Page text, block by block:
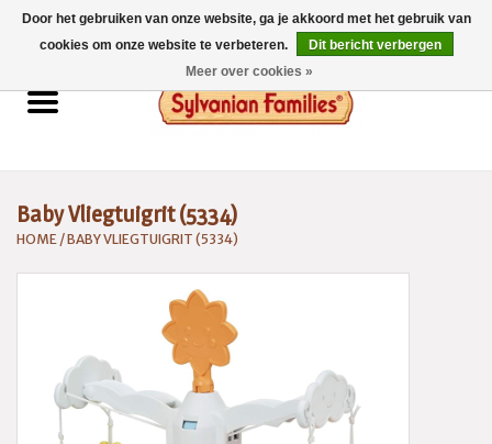
0 Artikelen - €0,00
Home
Catalogus 2026
Baby Vliegtuigrit (5334)
HOME /BABY VLIEGTUIGRIT (5334)
Door het gebruiken van onze website, ga je akkoord met het gebruik van
cookies om onze website te verbeteren.
Dit bericht verbergen
Meer over cookies »